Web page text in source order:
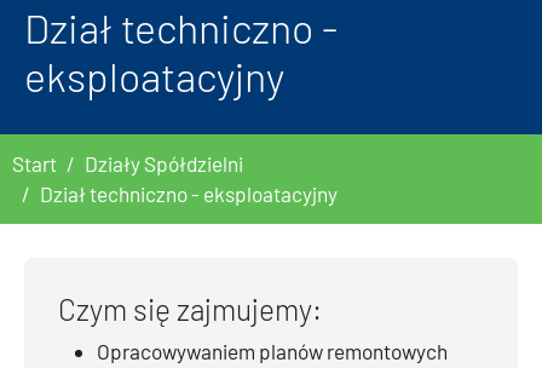
Dział techniczno -
eksploatacyjny
Start
Działy Spółdzielni
Dział techniczno - eksploatacyjny
Czym się zajmujemy:
Opracowywaniem planów remontowych